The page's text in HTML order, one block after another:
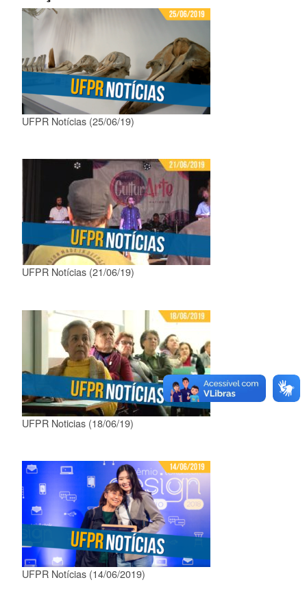
UFPR Notícias (25/06/19)
UFPR Notícias (21/06/19)
UFPR Noticias (18/06/19)
UFPR Notícias (14/06/2019)